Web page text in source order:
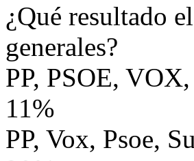
¿Qué resultado
generales?
PP, PSOE,
11%
PP, Vox, Psoe,